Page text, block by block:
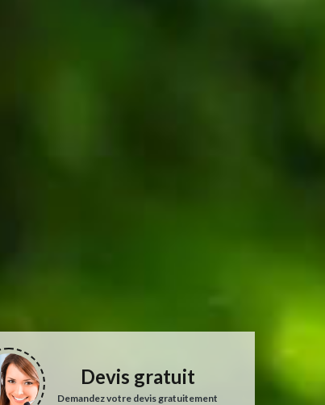
Devis gratuit
Demandez votre devis gratuitement